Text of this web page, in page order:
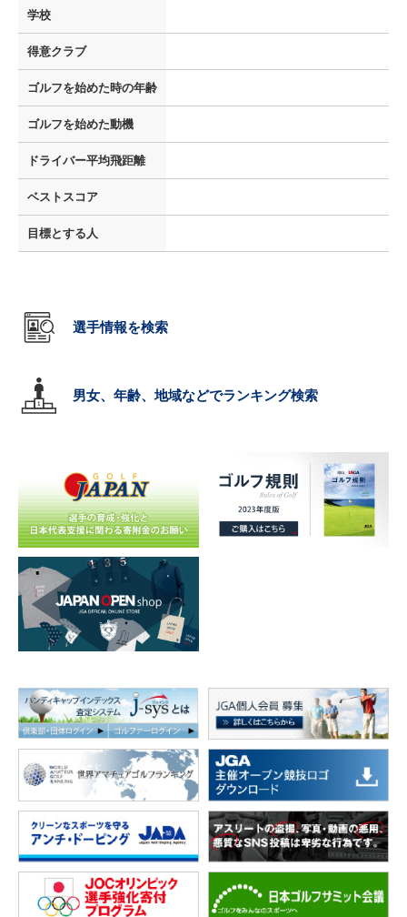
学校
得意クラブ
ゴルフを始めた時の年齢
ゴルフを始めた動機
ドライバー平均飛距離
ベストスコア
目標とする人
選手情報を検索
男女、年齢、地域などでランキング検索